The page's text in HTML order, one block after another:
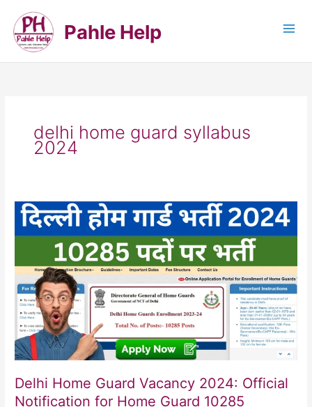
content
Pahle Help
delhi home guard syllabus
2024
Delhi Home Guard Vacancy 2024: Official
Notification for Home Guard 10285